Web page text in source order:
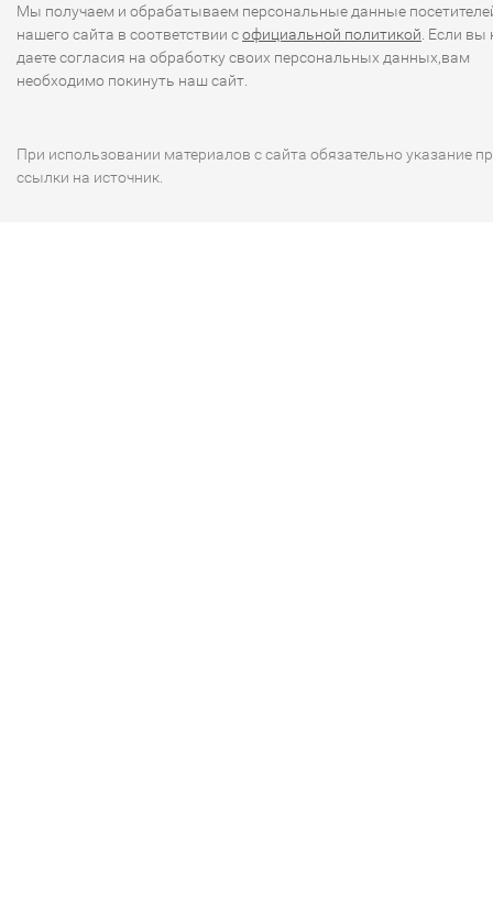
Мы получаем и обрабатываем персональные данные
нашего сайта в соответствии софициальной политикой . Если вы
даете согласия на обработку своих персональных данных,вам
необходимо покинуть наш сайт.
При использовании материалов с сайта обязательно указание
ссылки на источник.